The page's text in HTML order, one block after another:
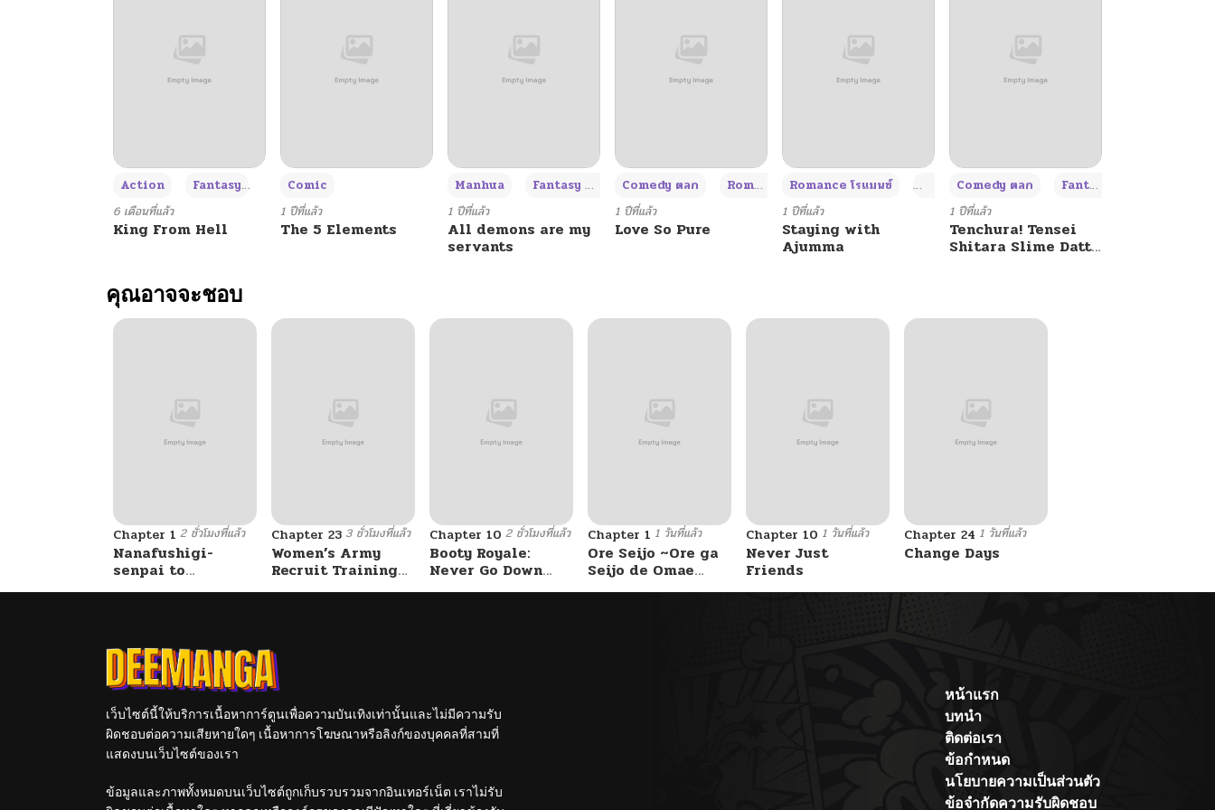
ตอนที่ 74
ตอนที่ 73
ตอนที่ 71 03/28/2026
ตอนที่ 67 03/28/2026
ตอนที่ 66 03/28/2026
ตอนที่ 64
ตอนที่ 63
ตอนที่ 62
Action Fantasy
6 เดือนที่แล้ว
King From Hell
Comic
1 ปีที่แล้ว
The 5 Elements
Manhua Fantasy แฟนตาซี +3
1 ปีที่แล้ว
All demons are my
servants
Comedy ตลก Romance โรแมนซ์ +4
1 ปีที่แล้ว
Love So Pure
Romance โรแมนซ์ Adult ผู้ใหญ่ +4
1 ปีที่แล้ว
Staying with
Ajumma
Comedy ตลก Fantasy แฟนตาซี
1 ปีที่แล้ว
Tenchura! Tensei
Shitara Slime Datta
คุณอาจจะชอบ
Chapter 1 2 ชั่วโมงที่แล้ว
Nanafushigi-
senpai to
Tetsujin-kun
Chapter 23 3 ชั่วโมงที่แล้ว
Women’s Army
Recruit Training
Center
Chapter 10 2 ชั่วโมงที่แล้ว
Booty Royale:
Never Go Down
Without A Fight!
Chapter 1 1 วันที่แล้ว
Ore Seijo ~Ore ga
Seijo de Omae
Akuyaku Reijou
Chapter 10 1 วันที่แล้ว
Never Just
Friends
Chapter 24 1 วันที่แล้ว
Change Days
เว็บไซต์นี้ให้บริการเนื้อหาการ์ตูนเพื่อความบันเทิงเท่านั้นและไม่มีความรับ
ผิดชอบต่อความเสียหายใดๆ เนื้อหาการโฆษณาหรือลิงก์ของบุคคลที่สามที่
แสดงบนเว็บไซต์ของเรา
ข้อมูลและภาพทั้งหมดบนเว็บไซต์ถูกเก็บรวบรวมจากอินเทอร์เน็ต เราไม่รับ
หน้าแรก
บทนำ
ติดต่อเรา
ข้อกำหนด
นโยบายความเป็นส่วนตัว
ข้อจำกัดความรับผิดชอบ